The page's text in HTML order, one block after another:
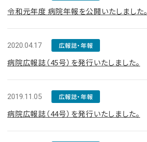
令和元年度 病院年報を公開いたしました。
2020.04.17 広報誌・年報
病院広報誌（45号）を発行いたしました。
2019.11.05 広報誌・年報
病院広報誌（44号）を発行いたしました。